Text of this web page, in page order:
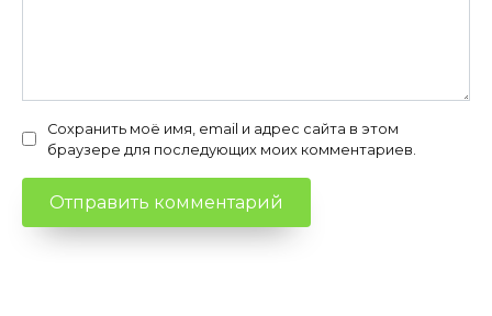
Сохранить моё имя, email и адрес сайта в этом
браузере для последующих моих комментариев.